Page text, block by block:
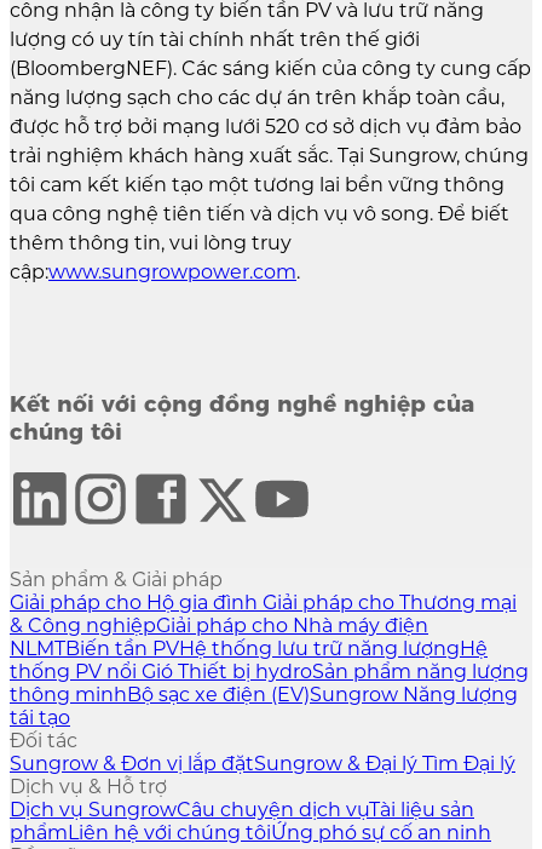
công nhận là công ty biến tần PV và lưu trữ năng
lượng có uy tín tài chính nhất trên thế giới
(BloombergNEF). Các sáng kiến của công ty cung cấp
năng lượng sạch cho các dự án trên khắp toàn cầu,
được hỗ trợ bởi mạng lưới 520 cơ sở dịch vụ đảm bảo
trải nghiệm khách hàng xuất sắc. Tại Sungrow, chúng
tôi cam kết kiến tạo một tương lai bền vững thông
qua công nghệ tiên tiến và dịch vụ vô song. Để biết
thêm thông tin, vui lòng truy
cập:www.sungrowpower.com.
Kết nối với cộng đồng nghề nghiệp của
chúng tôi
Sản phẩm & Giải pháp
Giải pháp cho Hộ gia đình Giải pháp cho Thương mại
& Công nghiệpGiải pháp cho Nhà máy điện
NLMTBiến tần PVHệ thống lưu trữ năng lượngHệ
thống PV nổi Gió Thiết bị hydroSản phẩm năng lượng
thông minhBộ sạc xe điện (EV)Sungrow Năng lượng
tái tạo
Đối tác
Sungrow & Đơn vị lắp đặtSungrow & Đại lý Tìm Đại lý
Dịch vụ & Hỗ trợ
Dịch vụ SungrowCâu chuyện dịch vụTài liệu sản
phẩmLiên hệ với chúng tôiỨng phó sự cố an ninh